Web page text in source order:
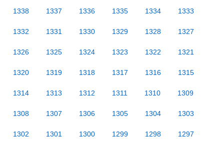
1338 1337 1336 1335 1334 1333
1332 1331 1330 1329 1328 1327
1326 1325 1324 1323 1322 1321
1320 1319 1318 1317 1316 1315
1314 1313 1312 1311 1310 1309
1308 1307 1306 1305 1304 1303
1302 1301 1300 1299 1298 1297